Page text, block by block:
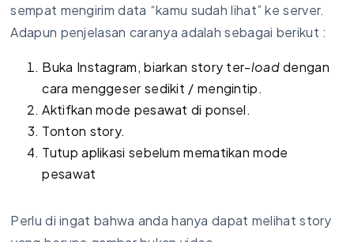
sempat mengirim data “kamu sudah lihat” ke server.
Adapun penjelasan caranya adalah sebagai berikut :
Buka Instagram, biarkan story ter-loaddengan
cara menggeser sedikit / mengintip.
Aktifkan mode pesawat di ponsel.
Tonton story.
Tutup aplikasi sebelum mematikan mode
pesawat
Perlu di ingat bahwa anda hanya dapat melihat story